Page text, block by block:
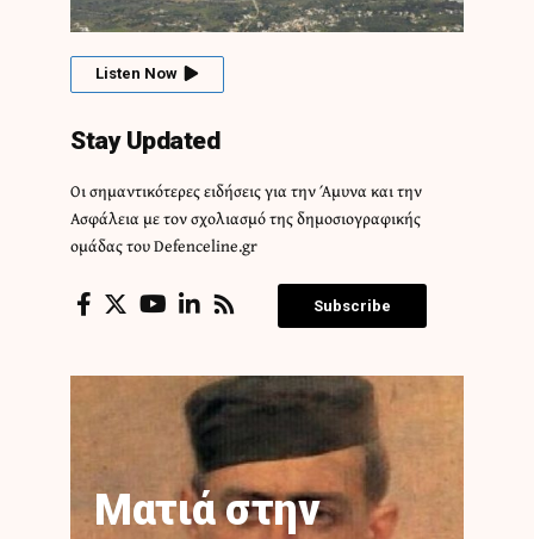
Listen Now
Stay Updated
Οι σημαντικότερες ειδήσεις για την Άμυνα και την
Ασφάλεια με τον σχολιασμό της δημοσιογραφικής
ομάδας του Defenceline.gr
Subscribe
Ματιά στην